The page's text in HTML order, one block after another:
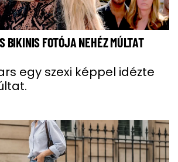
BIKINIS FOTÓJA NEHÉZ MÚLTAT
egy szexi képpel idézte